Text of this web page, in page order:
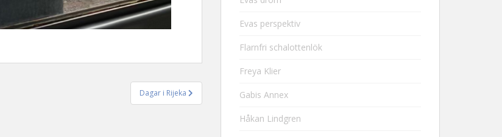
Dagar i Rijeka
Evas perspektiv
Flarnfri schalottenlök
Freya Klier
Gabis Annex
Håkan Lindgren